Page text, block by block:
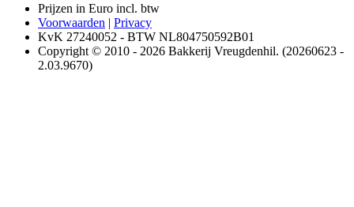
Prijzen in Euro incl. btw
Voorwaarden | Privacy
KvK 27240052 - BTW NL804750592B01
Copyright © 2010 - 2026 Bakkerij Vreugdenhil. (20260623 -
2.03.9670)